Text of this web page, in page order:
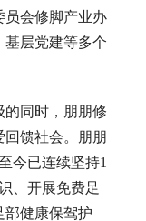
员会修脚产业办
基层党建等多个
的同时，朋朋修
回馈社会。朋朋
今已连续坚持1
、开展免费足
部健康保驾护